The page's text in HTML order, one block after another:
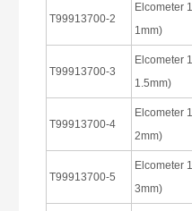
T99913700-2
Elcometer
1mm)
T99913700-3
Elcometer
1.5mm)
T99913700-4
Elcometer
2mm)
T99913700-5
Elcometer
3mm)